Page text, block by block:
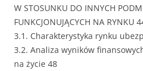
W STOSUNKU DO INNYCH
FUNKCJONUJĄCYCH NA RYNKU
3.1. Charakterystyka rynku
3.2. Analiza wyników
na życie 48